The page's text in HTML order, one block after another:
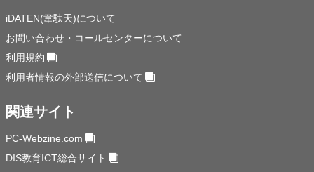
iDATEN(韋駄天)について
お問い合わせ・コールセンターについて
利用規約
利用者情報の外部送信について
関連サイト
PC-Webzine.com
DIS教育ICT総合サイト